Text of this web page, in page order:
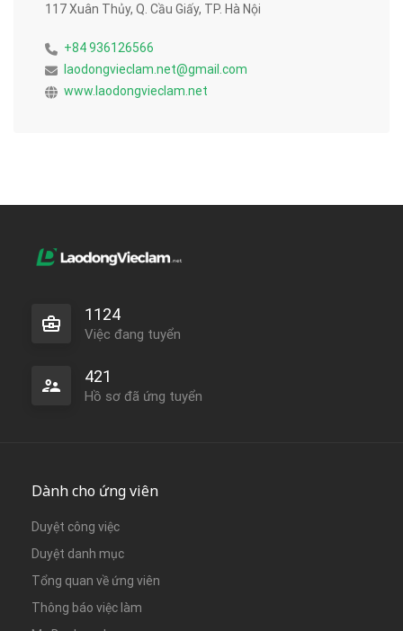
117 Xuân Thủy, Q. Cầu Giấy, TP. Hà Nội
+84 936126566
laodongvieclam.net@gmail.com
www.laodongvieclam.net
1124
Việc đang tuyển
421
Hồ sơ đã ứng tuyển
Dành cho ứng viên
Duyệt công việc
Duyệt danh mục
Tổng quan về ứng viên
Thông báo việc làm